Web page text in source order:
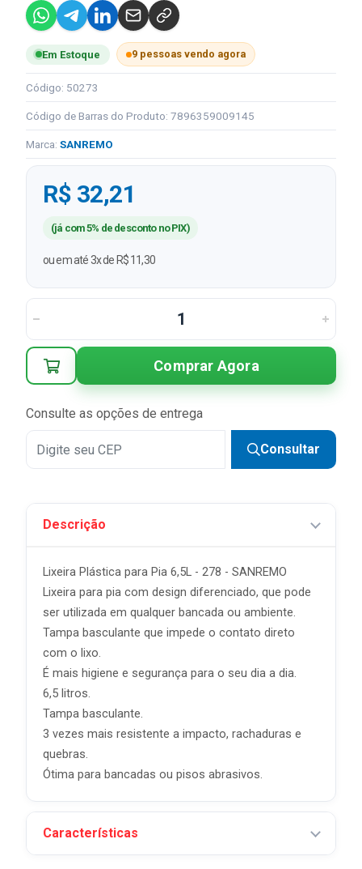
Em Estoque 9 pessoas vendo agora
Código: 50273
Código de Barras do Produto: 7896359009145
Marca: SANREMO
R$ 32,21
(já com 5% de desconto no PIX)
ou em até 3x de R$ 11,30
Comprar Agora
Consulte as opções de entrega
Consultar
Descrição
Lixeira Plástica para Pia 6,5L - 278 - SANREMO
Lixeira para pia com design diferenciado, que pode
ser utilizada em qualquer bancada ou ambiente.
Tampa basculante que impede o contato direto
com o lixo.
É mais higiene e segurança para o seu dia a dia.
6,5 litros.
Tampa basculante.
3 vezes mais resistente a impacto, rachaduras e
quebras.
Ótima para bancadas ou pisos abrasivos.
Características